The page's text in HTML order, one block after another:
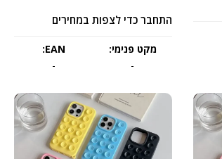
התחבר כדי לצפות במחירים
מקט פנימי:
-
EAN:
-